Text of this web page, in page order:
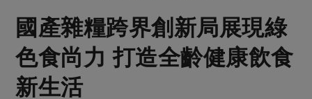
肉品・水產
畜產肉類 水產
水畜加工品
蛋料理
料理方式
當季產品
合作25-經典快閃最後一週
合作25-精選產品第四彈
樂齡生活 親子食育
廚房瑜伽
關注議題
合作社組織
員工與求才
產品檢驗
國產雜糧跨界創新局展現綠
色食尚力 打造全齡健康飲食
新生活